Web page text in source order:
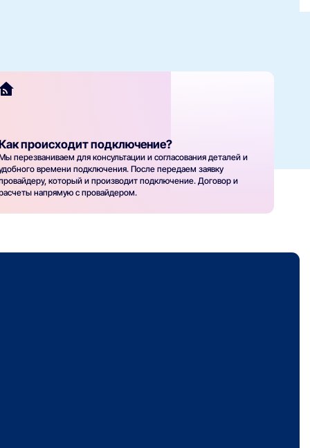
происходит подключение?
перезваниваем для консультации и согласования деталей и
времени подключения. После передаем заявку
который и производит подключение. Договор и
напрямую с провайдером.